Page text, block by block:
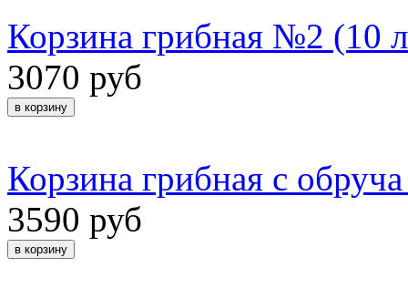
Корзина грибная №2 (10
3070 руб
Корзина грибная с
3590 руб